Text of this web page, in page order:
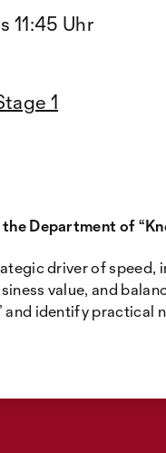
11:45 Uhr
1
Department of
driver of speed,
value, and
and identify practical